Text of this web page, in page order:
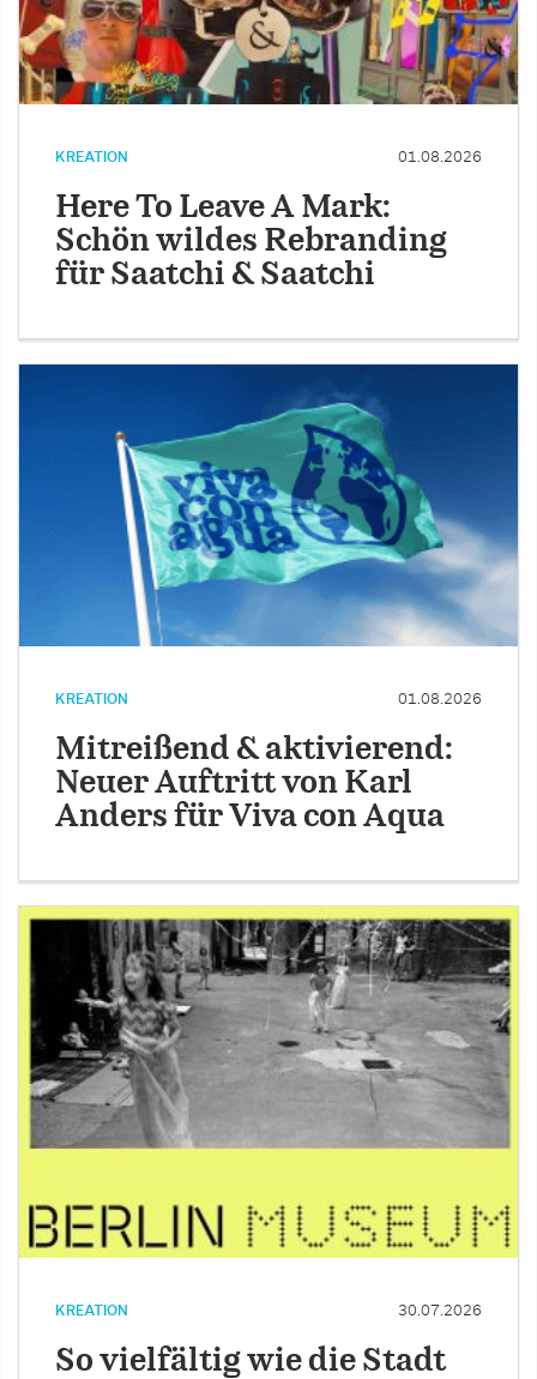
KREATION 01.08.2026
Here To Leave A Mark:
Schön wildes Rebranding
für Saatchi & Saatchi
KREATION 01.08.2026
Mitreißend & aktivierend:
Neuer Auftritt von Karl
Anders für Viva con Aqua
KREATION 30.07.2026
So vielfältig wie die Stadt